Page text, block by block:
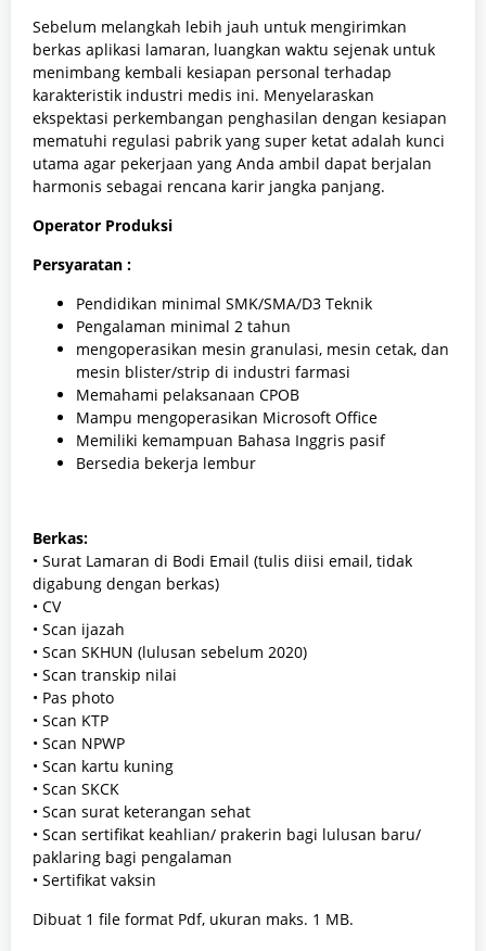
Sebelum melangkah lebih jauh untuk mengirimkan
berkas aplikasi lamaran, luangkan waktu sejenak untuk
menimbang kembali kesiapan personal terhadap
karakteristik industri medis ini. Menyelaraskan
ekspektasi perkembangan penghasilan dengan kesiapan
mematuhi regulasi pabrik yang super ketat adalah kunci
utama agar pekerjaan yang Anda ambil dapat berjalan
harmonis sebagai rencana karir jangka panjang.
Operator Produksi
Persyaratan :
Pendidikan minimal SMK/SMA/D3 Teknik
Pengalaman minimal 2 tahun
mengoperasikan mesin granulasi, mesin cetak, dan
mesin blister/strip di industri farmasi
Memahami pelaksanaan CPOB
Mampu mengoperasikan Microsoft Office
Memiliki kemampuan Bahasa Inggris pasif
Bersedia bekerja lembur
Berkas:
• Surat Lamaran di Bodi Email (tulis diisi email, tidak
digabung dengan berkas)
• CV
• Scan ijazah
• Scan SKHUN (lulusan sebelum 2020)
• Scan transkip nilai
• Pas photo
• Scan KTP
• Scan NPWP
• Scan kartu kuning
• Scan SKCK
• Scan surat keterangan sehat
• Scan sertifikat keahlian/ prakerin bagi lulusan baru/
paklaring bagi pengalaman
• Sertifikat vaksin
Dibuat 1 file format Pdf, ukuran maks. 1 MB.